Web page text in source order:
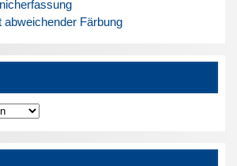
abweichender Färbung